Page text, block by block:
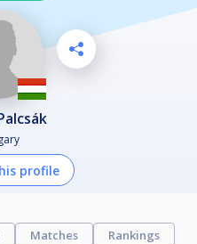
profile
Matches
Rankings